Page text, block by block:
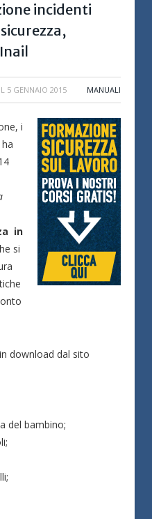
incidenti
IL 5 GENNAIO 2015 MANUALI
i
in
si
download dal sito
del bambino;